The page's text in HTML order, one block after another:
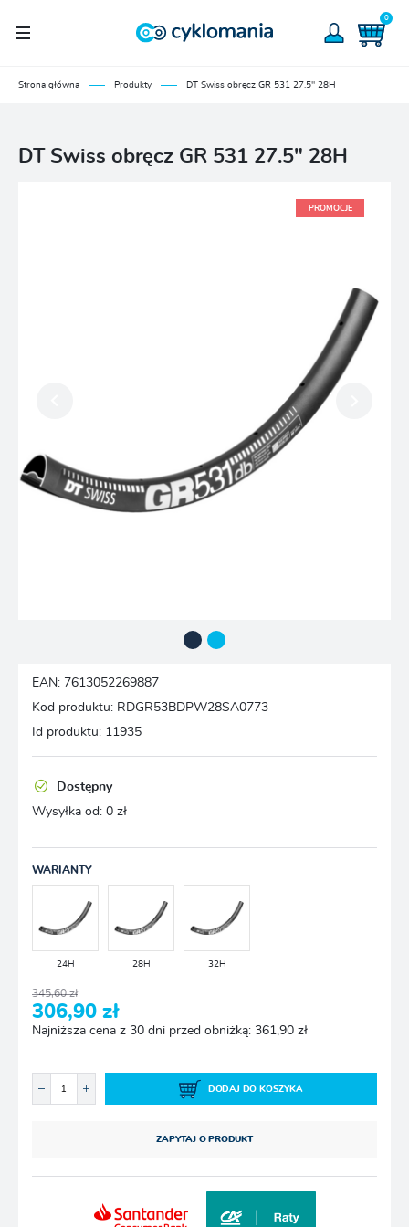
0
Strona główna Produkty DT Swiss obręcz GR 531 27.5" 28H
DT Swiss obręcz GR 531 27.5" 28H
PROMOCJE
EAN: 7613052269887
Kod produktu: RDGR53BDPW28SA0773
Id produktu: 11935
Dostępny
Wysyłka od: 0 zł
WARIANTY
24H 28H 32H
345,60 zł
306,90 zł
Najniższa cena z 30 dni przed obniżką: 361,90 zł
DODAJ DO KOSZYKA
ZAPYTAJ O PRODUKT